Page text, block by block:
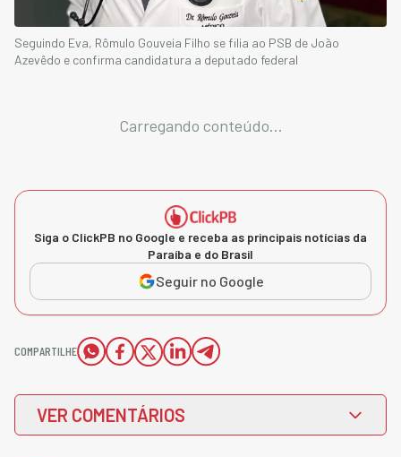
Seguindo Eva, Rômulo Gouveia Filho se filia ao PSB de João
Azevêdo e confirma candidatura a deputado federal
Carregando conteúdo...
Siga o ClickPB no Google e receba as principais notícias da
Paraíba e do Brasil
Seguir no Google
COMPARTILHE
VER COMENTÁRIOS